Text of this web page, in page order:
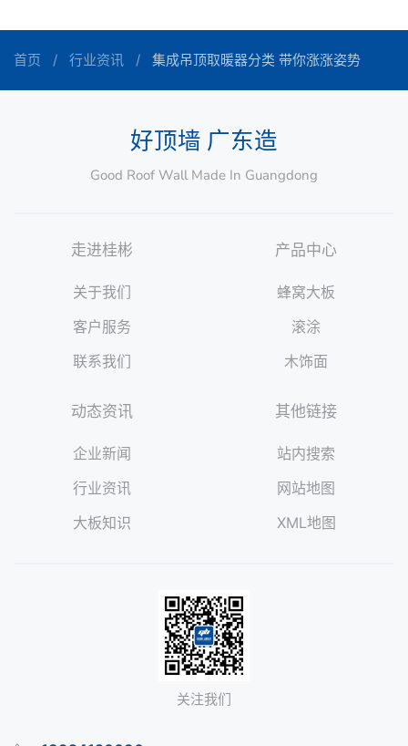
首页 行业资讯 集成吊顶取暖器分类 带你涨涨姿势
好顶墙 广东造
Good Roof Wall Made In Guangdong
走进桂彬
关于我们
客户服务
联系我们
产品中心
蜂窝大板
滚涂
木饰面
动态资讯
企业新闻
行业资讯
大板知识
其他链接
站内搜索
网站地图
XML地图
关注我们